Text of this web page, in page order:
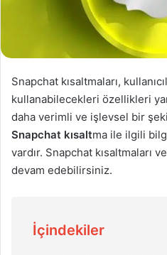
Snapchat kısaltmaları,
kullanabilecekleri özellikleri
daha verimli ve işlevsel bir
Snapchat kısaltma ile ilgili
vardır. Snapchat kısaltmaları
devam edebilirsiniz.
İçindekiler